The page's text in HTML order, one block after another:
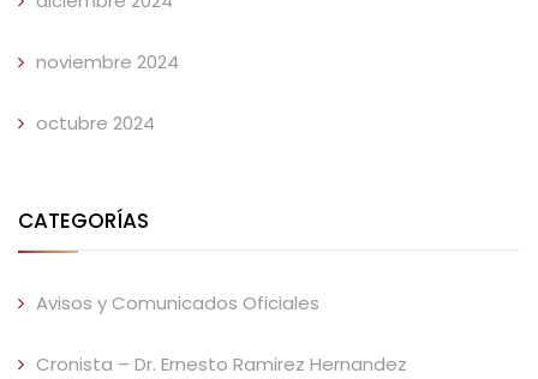
noviembre 2024
octubre 2024
CATEGORÍAS
Avisos y Comunicados Oficiales
Cronista – Dr. Ernesto Ramirez Hernandez